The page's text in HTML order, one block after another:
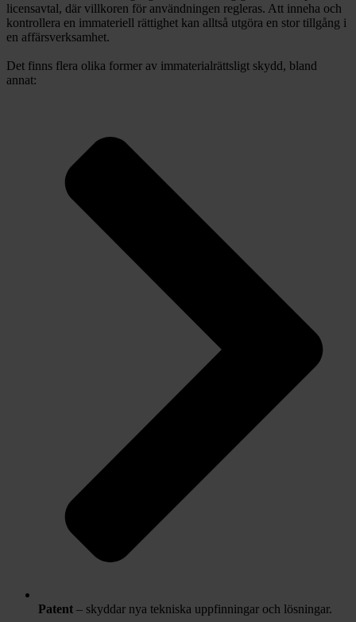
licensavtal, där villkoren för användningen regleras. Att inneha och
kontrollera en immateriell rättighet kan alltså utgöra en stor tillgång i
en affärsverksamhet.
Det finns flera olika former av immaterialrättsligt skydd, bland
annat:
Patent – skyddar nya tekniska uppfinningar och lösningar.